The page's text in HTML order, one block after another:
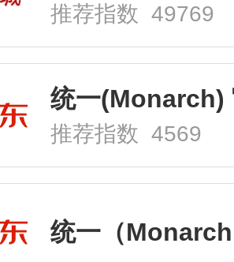
推荐指数 49769
推荐指数 4569